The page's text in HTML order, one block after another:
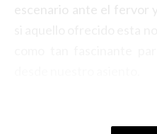
escenario ante el fervor